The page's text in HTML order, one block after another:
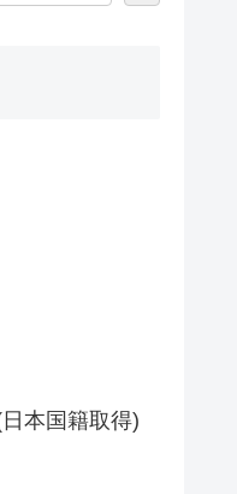
本国籍取得)